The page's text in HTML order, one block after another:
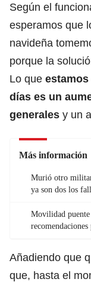
Según el
esperamos que
navideña
porque la
Lo que
días es un
generales y un
Más información
Murió otro militar
ya son dos los
Movilidad puente
Añadiendo que
que, hasta el